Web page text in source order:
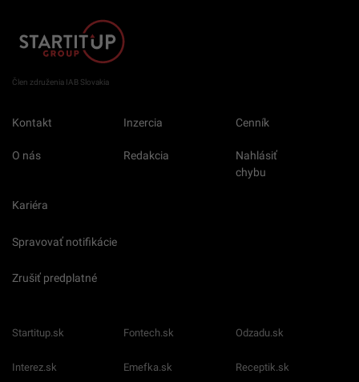
Člen združenia IAB Slovakia
Kontakt Inzercia Cenník
O nás Redakcia
Nahlásiť
chybu
Kariéra
Spravovať notifikácie
Zrušiť predplatné
Startitup.sk Fontech.sk Odzadu.sk
Interez.sk Emefka.sk Receptik.sk